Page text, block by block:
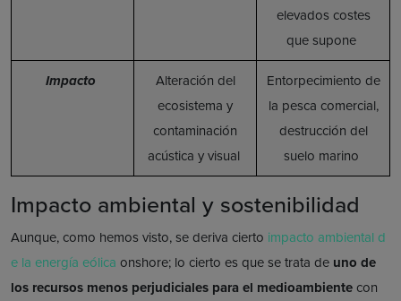
elevados costes
que supone
Impacto
Alteración del
ecosistema y
contaminación
acústica y visual
Entorpecimiento de
la pesca comercial,
destrucción del
suelo marino
Impacto ambiental y sostenibilidad
Aunque, como hemos visto, se deriva cierto impacto ambiental d
e la energía eólica onshore; lo cierto es que se trata de uno de
los recursos menos perjudiciales para el medioambientecon